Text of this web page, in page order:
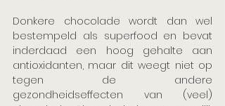
Donkere chocolade wordt dan wel
bestempeld als superfood en bevat
inderdaad een hoog gehalte aan
antioxidanten, maar dit weegt niet op
tegen de andere
gezondheidseffecten van (veel)